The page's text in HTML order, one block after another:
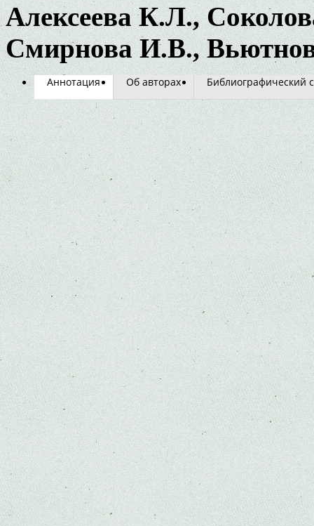
Алексеева К.Л.,
Смирнова И.В.,
Аннотация Об авторах Библиографический